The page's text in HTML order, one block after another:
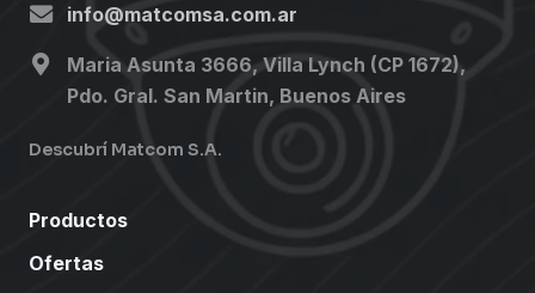
info@matcomsa.com.ar
Maria Asunta 3666, Villa Lynch (CP 1672),
Pdo. Gral. San Martin, Buenos Aires
Descubrí Matcom S.A.
Productos
Ofertas